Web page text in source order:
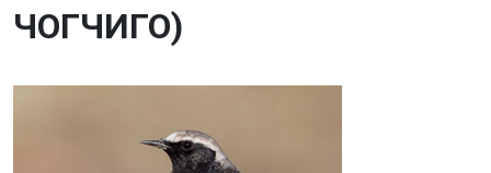
ЧОГЧИГО)